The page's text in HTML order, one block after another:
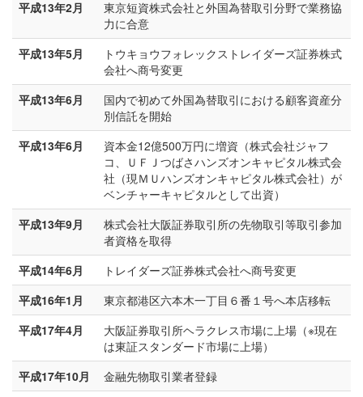
平成13年2月
東京短資株式会社と外国為替取引分野で業務協
力に合意
平成13年5月
トウキョウフォレックストレイダーズ証券株式
会社へ商号変更
平成13年6月
国内で初めて外国為替取引における顧客資産分
別信託を開始
平成13年6月
資本金12億500万円に増資（株式会社ジャフ
コ、ＵＦＪつばさハンズオンキャピタル株式会
社（現ＭＵハンズオンキャピタル株式会社）が
ベンチャーキャピタルとして出資）
平成13年9月
株式会社大阪証券取引所の先物取引等取引参加
者資格を取得
平成14年6月
トレイダーズ証券株式会社へ商号変更
平成16年1月
東京都港区六本木一丁目６番１号へ本店移転
平成17年4月
大阪証券取引所ヘラクレス市場に上場（※現在
は東証スタンダード市場に上場）
平成17年10月
金融先物取引業者登録